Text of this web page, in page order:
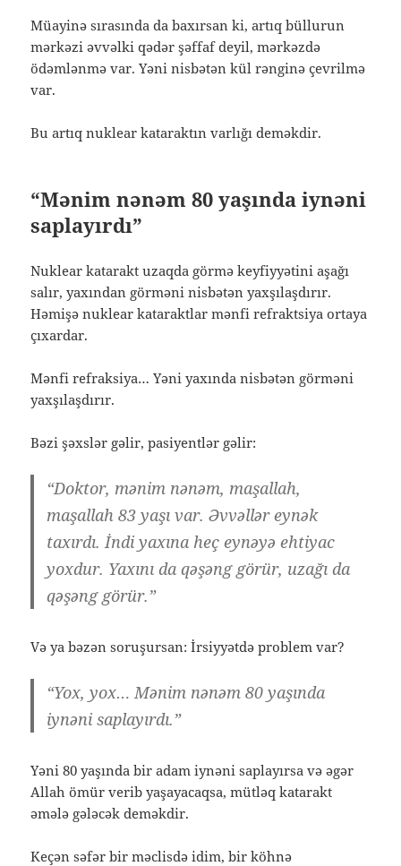
Müayinə sırasında da baxırsan ki, artıq büllurun
mərkəzi əvvəlki qədər şəffaf deyil, mərkəzdə
ödəmlənmə var. Yəni nisbətən kül rənginə çevrilmə
var.
Bu artıq nuklear kataraktın varlığı deməkdir.
“Mənim nənəm 80 yaşında iynəni
saplayırdı”
Nuklear katarakt uzaqda görmə keyfiyyətini aşağı
salır, yaxından görməni nisbətən yaxşılaşdırır.
Həmişə nuklear kataraktlar mənfi refraktsiya ortaya
çıxardar.
Mənfi refraksiya… Yəni yaxında nisbətən görməni
yaxşılaşdırır.
Bəzi şəxslər gəlir, pasiyentlər gəlir:
“Doktor, mənim nənəm, maşallah,
maşallah 83 yaşı var. Əvvəllər eynək
taxırdı. İndi yaxına heç eynəyə ehtiyac
yoxdur. Yaxını da qəşəng görür, uzağı da
qəşəng görür.”
Və ya bəzən soruşursan: İrsiyyətdə problem var?
“Yox, yox… Mənim nənəm 80 yaşında
iynəni saplayırdı.”
Yəni 80 yaşında bir adam iynəni saplayırsa və əgər
Allah ömür verib yaşayacaqsa, mütləq katarakt
əmələ gələcək deməkdir.
Keçən səfər bir məclisdə idim, bir köhnə